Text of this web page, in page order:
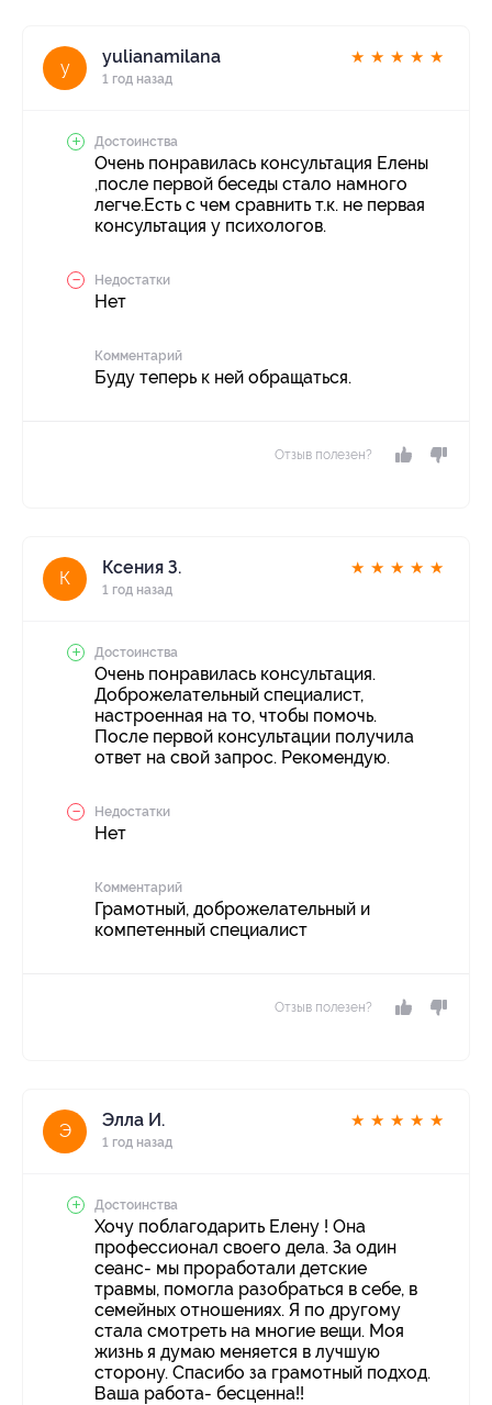
y
yulianamilana
1 год назад
★ ★ ★ ★ ★
Достоинства
Очень понравилась консультация Елены
,после первой беседы стало намного
легче.Есть с чем сравнить т.к. не первая
консультация у психологов.
Недостатки
Нет
Комментарий
Буду теперь к ней обращаться.
Отзыв полезен?
К
Ксения З.
1 год назад
★ ★ ★ ★ ★
Достоинства
Очень понравилась консультация.
Доброжелательный специалист,
настроенная на то, чтобы помочь.
После первой консультации получила
ответ на свой запрос. Рекомендую.
Недостатки
Нет
Комментарий
Грамотный, доброжелательный и
компетенный специалист
Отзыв полезен?
Э
Элла И.
1 год назад
★ ★ ★ ★ ★
Достоинства
Хочу поблагодарить Елену ! Она
профессионал своего дела. За один
сеанс- мы проработали детские
травмы, помогла разобраться в себе, в
семейных отношениях. Я по другому
стала смотреть на многие вещи. Моя
жизнь я думаю меняется в лучшую
сторону. Спасибо за грамотный подход.
Ваша работа- бесценна!!